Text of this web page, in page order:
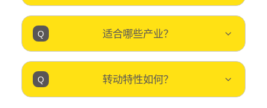
适合哪些产业？
转动特性如何？